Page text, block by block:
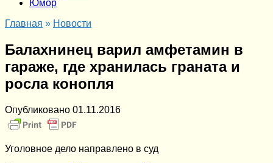
Юмор
Главная » Новости
Балахнинец варил амфетамин в
гараже, где хранилась граната и
росла конопля
Опубликовано 01.11.2016
Уголовное дело направлено в суд